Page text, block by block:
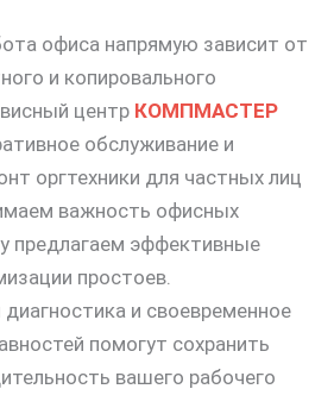
офиса напрямую зависит от
и копировального
центр КОМПМАСТЕР
обслуживание и
оргтехники для частных лиц
важность офисных
предлагаем эффективные
простоев.
и своевременное
помогут сохранить
вашего рабочего